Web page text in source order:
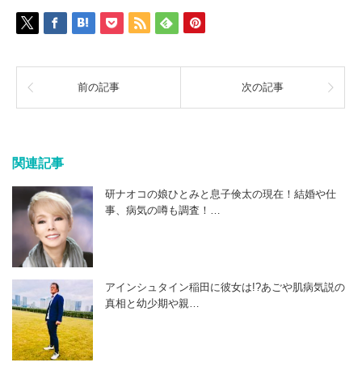
前の記事 次の記事
関連記事
研ナオコの娘ひとみと息子倹太の現在！結婚や仕
事、病気の噂も調査！…
アインシュタイン稲田に彼女は!?あごや肌病気説の
真相と幼少期や親…